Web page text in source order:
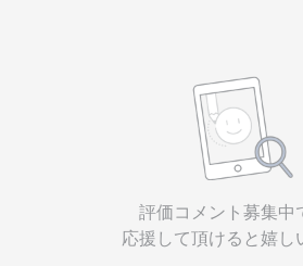
評価コメント募集中
応援して頂けると嬉し